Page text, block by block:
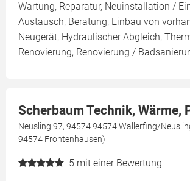
Wartung, Reparatur, Neuinstallation /
Austausch, Beratung, Einbau von
Neugerät, Hydraulischer Abgleich,
Renovierung, Renovierung /
Scherbaum Technik, Wärme,
Neusling 97, 94574 94574 Wallerfing/
94574 Frontenhausen)
5 mit einer Bewertung